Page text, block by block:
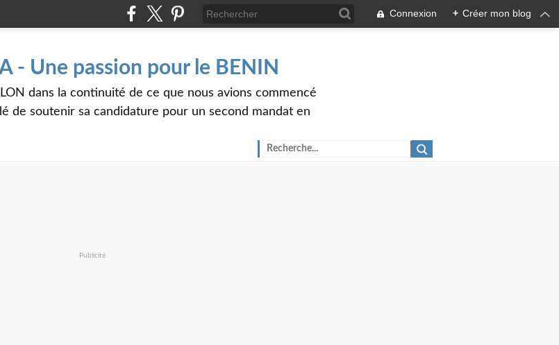
Connexion + Créer mon blog
- Une passion pour le BENIN
dans la continuité de ce que nous avions commencé
de soutenir sa candidature pour un second mandat en
Publicité